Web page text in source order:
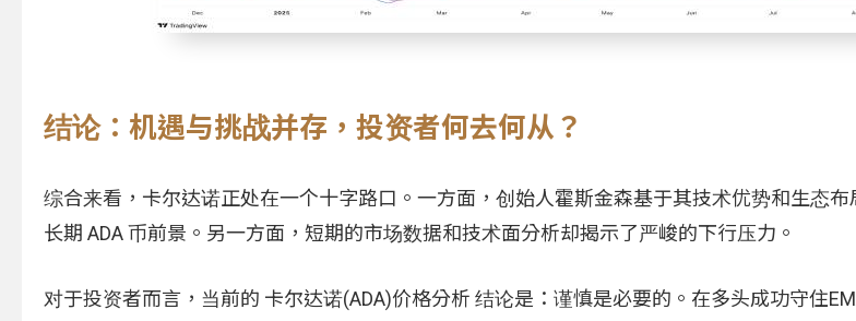
结论：机遇与挑战并存，投资者何去何从？
综合来看，卡尔达诺正处在一个十字路口。一方面，创始人霍斯金森基于其技术优势和生态
长期 ADA 币前景。另一方面，短期的市场数据和技术面分析却揭示了严峻的下行压力。
对于投资者而言，当前的 卡尔达诺(ADA)价格分析 结论是：谨慎是必要的。在多头成功守住